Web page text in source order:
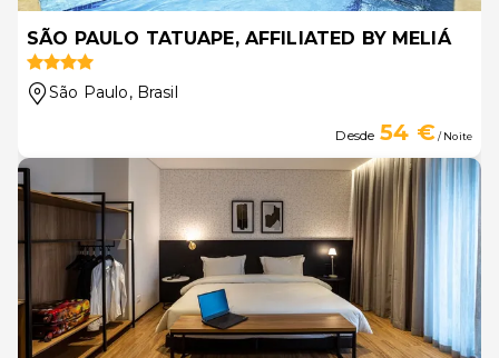
SÃO PAULO TATUAPE, AFFILIATED BY MELIÁ
São Paulo, Brasil
Desde 54 €/ Noite